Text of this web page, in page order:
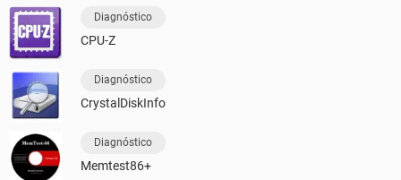
Diagnóstico
CPU-Z
Diagnóstico
CrystalDiskInfo
Diagnóstico
Memtest86+